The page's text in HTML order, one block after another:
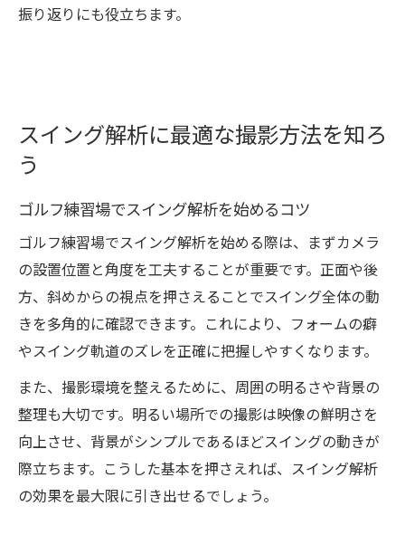
振り返りにも役立ちます。
スイング解析に最適な撮影方法を知ろ
う
ゴルフ練習場でスイング解析を始めるコツ
ゴルフ練習場でスイング解析を始める際は、まずカメラ
の設置位置と角度を工夫することが重要です。正面や後
方、斜めからの視点を押さえることでスイング全体の動
きを多角的に確認できます。これにより、フォームの癖
やスイング軌道のズレを正確に把握しやすくなります。
また、撮影環境を整えるために、周囲の明るさや背景の
整理も大切です。明るい場所での撮影は映像の鮮明さを
向上させ、背景がシンプルであるほどスイングの動きが
際立ちます。こうした基本を押さえれば、スイング解析
の効果を最大限に引き出せるでしょう。